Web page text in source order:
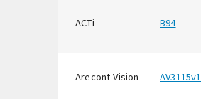
ACTi B94
Arecont Vision AV3115v1